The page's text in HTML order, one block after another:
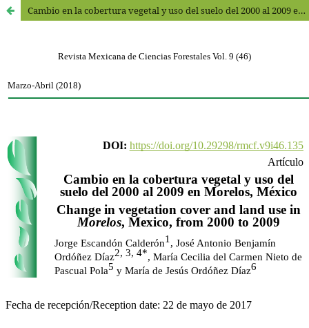
Cambio en la cobertura vegetal y uso del suelo del 2000 al 2009 en Morelos, México